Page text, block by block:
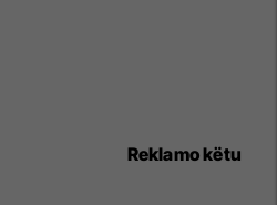
Reklamo këtu